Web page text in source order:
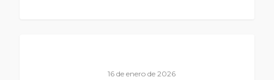
16 de enero de 2026